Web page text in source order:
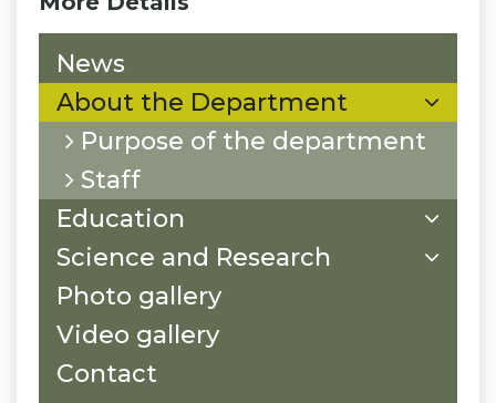
News
About the Department
Purpose of the department
Staff
Education
Science and Research
Photo gallery
Video gallery
Contact